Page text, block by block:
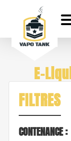
E-
FILTRES
CONTENANCE :